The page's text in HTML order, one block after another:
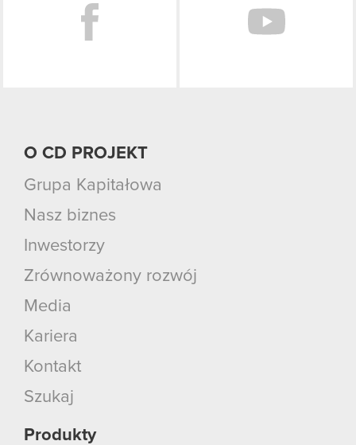
O CD PROJEKT
Grupa Kapitałowa
Nasz biznes
Inwestorzy
Zrównoważony rozwój
Media
Kariera
Kontakt
Szukaj
Produkty